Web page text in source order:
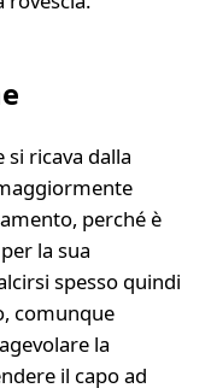
ricava dalla
perché è
la sua
spesso quindi
comunque
la
il capo ad